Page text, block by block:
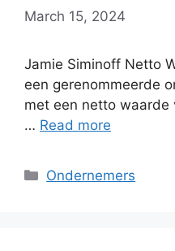
March 15, 2024
Jamie Siminoff Netto
een gerenommeerde
met een netto
… Read more
Categories
Ondernemers